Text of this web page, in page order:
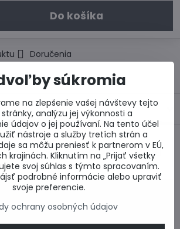
Do košíka
Doručenia
s.r.o.
Nasledujúci produkt
003
poradenstvo
súkromia
na zlepšenie vašej návštevy tejto
analýzu jej výkonnosti a
údajov o jej používaní. Na tento účel
nástroje a služby tretích strán a
sa môžu preniesť k partnerom v EÚ,
krajinách. Kliknutím na „Prijať všetky
svoj súhlas s týmto spracovaním.
podrobné informácie alebo upraviť
svoje preferencie.
ochrany osobných údajov